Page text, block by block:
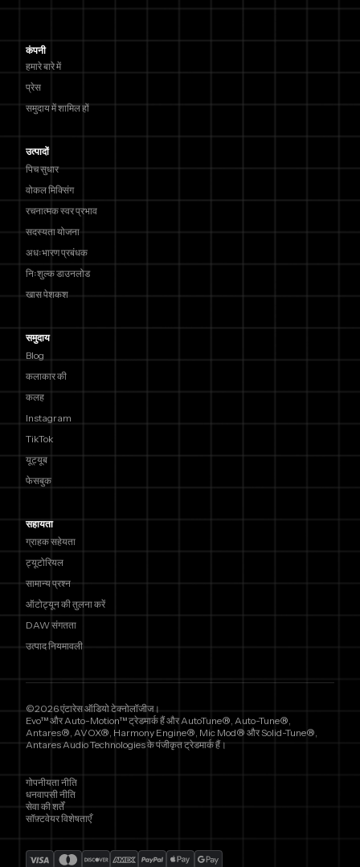
कंपनी
हमारे बारे में
प्रेस
समुदाय में शामिल हों
उत्पादों
पिच सुधार
वोकल मिक्सिंग
रचनात्मक स्वर प्रभाव
सदस्यता योजना
अधःभारण प्रबंधक
निःशुल्क डाउनलोड
खास पेशकश
समुदाय
Blog
कलाकार की
कलह
Instagram
TikTok
यूट्यूब
फेसबुक
सहायता
ग्राहक सहेयता
ट्यूटोरियल
सामान्य प्रश्न
ऑटोट्यून की तुलना करें
DAW संगतता
उत्पाद नियमावली
©2026 एंटारेस ऑडियो टेक्नोलॉजीज।
Evo™ और Auto-Motion™ ट्रेडमार्क हैं और AutoTune®, Auto-Tune®,
Antares®, AVOX®, Harmony Engine®, Mic Mod® और Solid-Tune®,
Antares Audio Technologies के पंजीकृत ट्रेडमार्क हैं।
गोपनीयता नीति
धनवापसी नीति
सेवा की शर्तें
सॉफ़्टवेयर विशेषताएँ